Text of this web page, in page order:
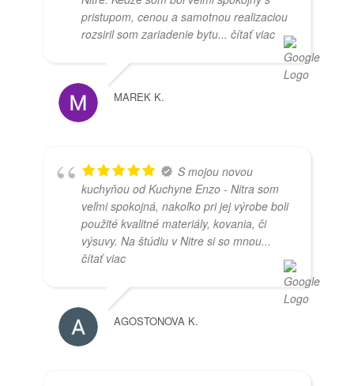
pristupom, cenou a samotnou realizaciou
rozsiril som zariadenie bytu... čítať viac
MAREK K.
S mojou novou
kuchyňou od Kuchyne Enzo - Nitra som
veľmi spokojná, nakoľko pri jej výrobe boli
použité kvalitné materiály, kovania, či
výsuvy. Na štúdiu v Nitre si so mnou...
čítať viac
AGOSTONOVA K.